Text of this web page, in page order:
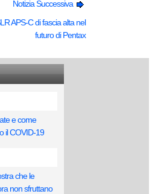
Notizia Successiva
APS-C di fascia alta nel
futuro di Pentax
e come
il COVID-19
che le
non sfruttano